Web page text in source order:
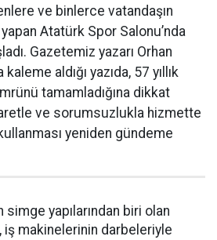
ve binlerce vatandaşın
Atatürk Spor Salonu’nda
Gazetemiz yazarı Orhan
kaleme aldığı yazıda, 57 yıllık
tamamladığına dikkat
ve sorumsuzlukla hizmette
yeniden gündeme
simge yapılarından biri olan
iş makinelerinin darbeleriyle